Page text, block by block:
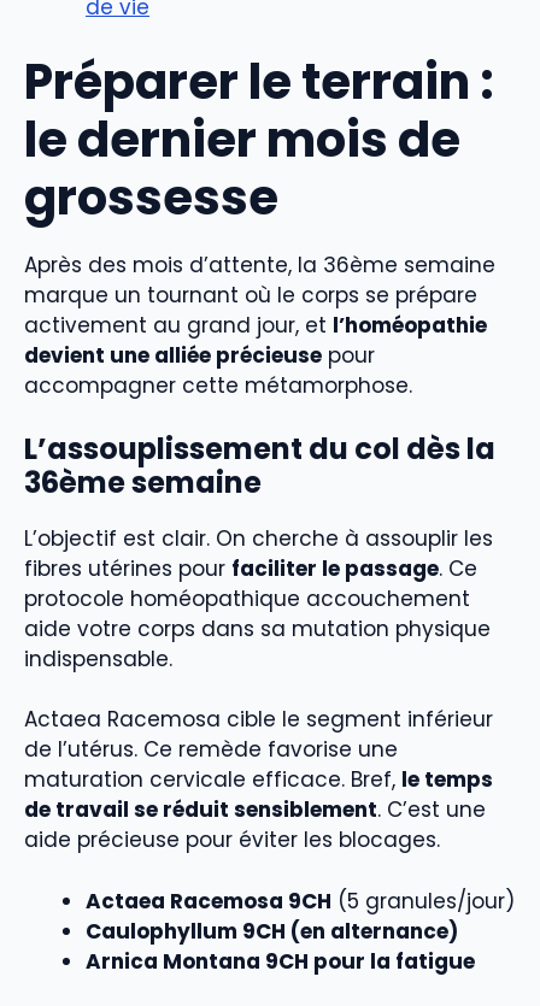
de vie
Préparer le terrain :
le dernier mois de
grossesse
Après des mois d’attente, la 36ème semaine
marque un tournant où le corps se prépare
activement au grand jour, et l’homéopathie
devient une alliée précieuse pour
accompagner cette métamorphose.
L’assouplissement du col dès la
36ème semaine
L’objectif est clair. On cherche à assouplir les
fibres utérines pour faciliter le passage. Ce
protocole homéopathique accouchement
aide votre corps dans sa mutation physique
indispensable.
Actaea Racemosa cible le segment inférieur
de l’utérus. Ce remède favorise une
maturation cervicale efficace. Bref, le temps
de travail se réduit sensiblement. C’est une
aide précieuse pour éviter les blocages.
Actaea Racemosa 9CH (5 granules/jour)
Caulophyllum 9CH (en alternance)
Arnica Montana 9CH pour la fatigue